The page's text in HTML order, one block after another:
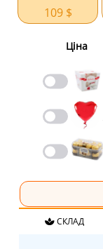
109 $
Ціна
СКЛАД